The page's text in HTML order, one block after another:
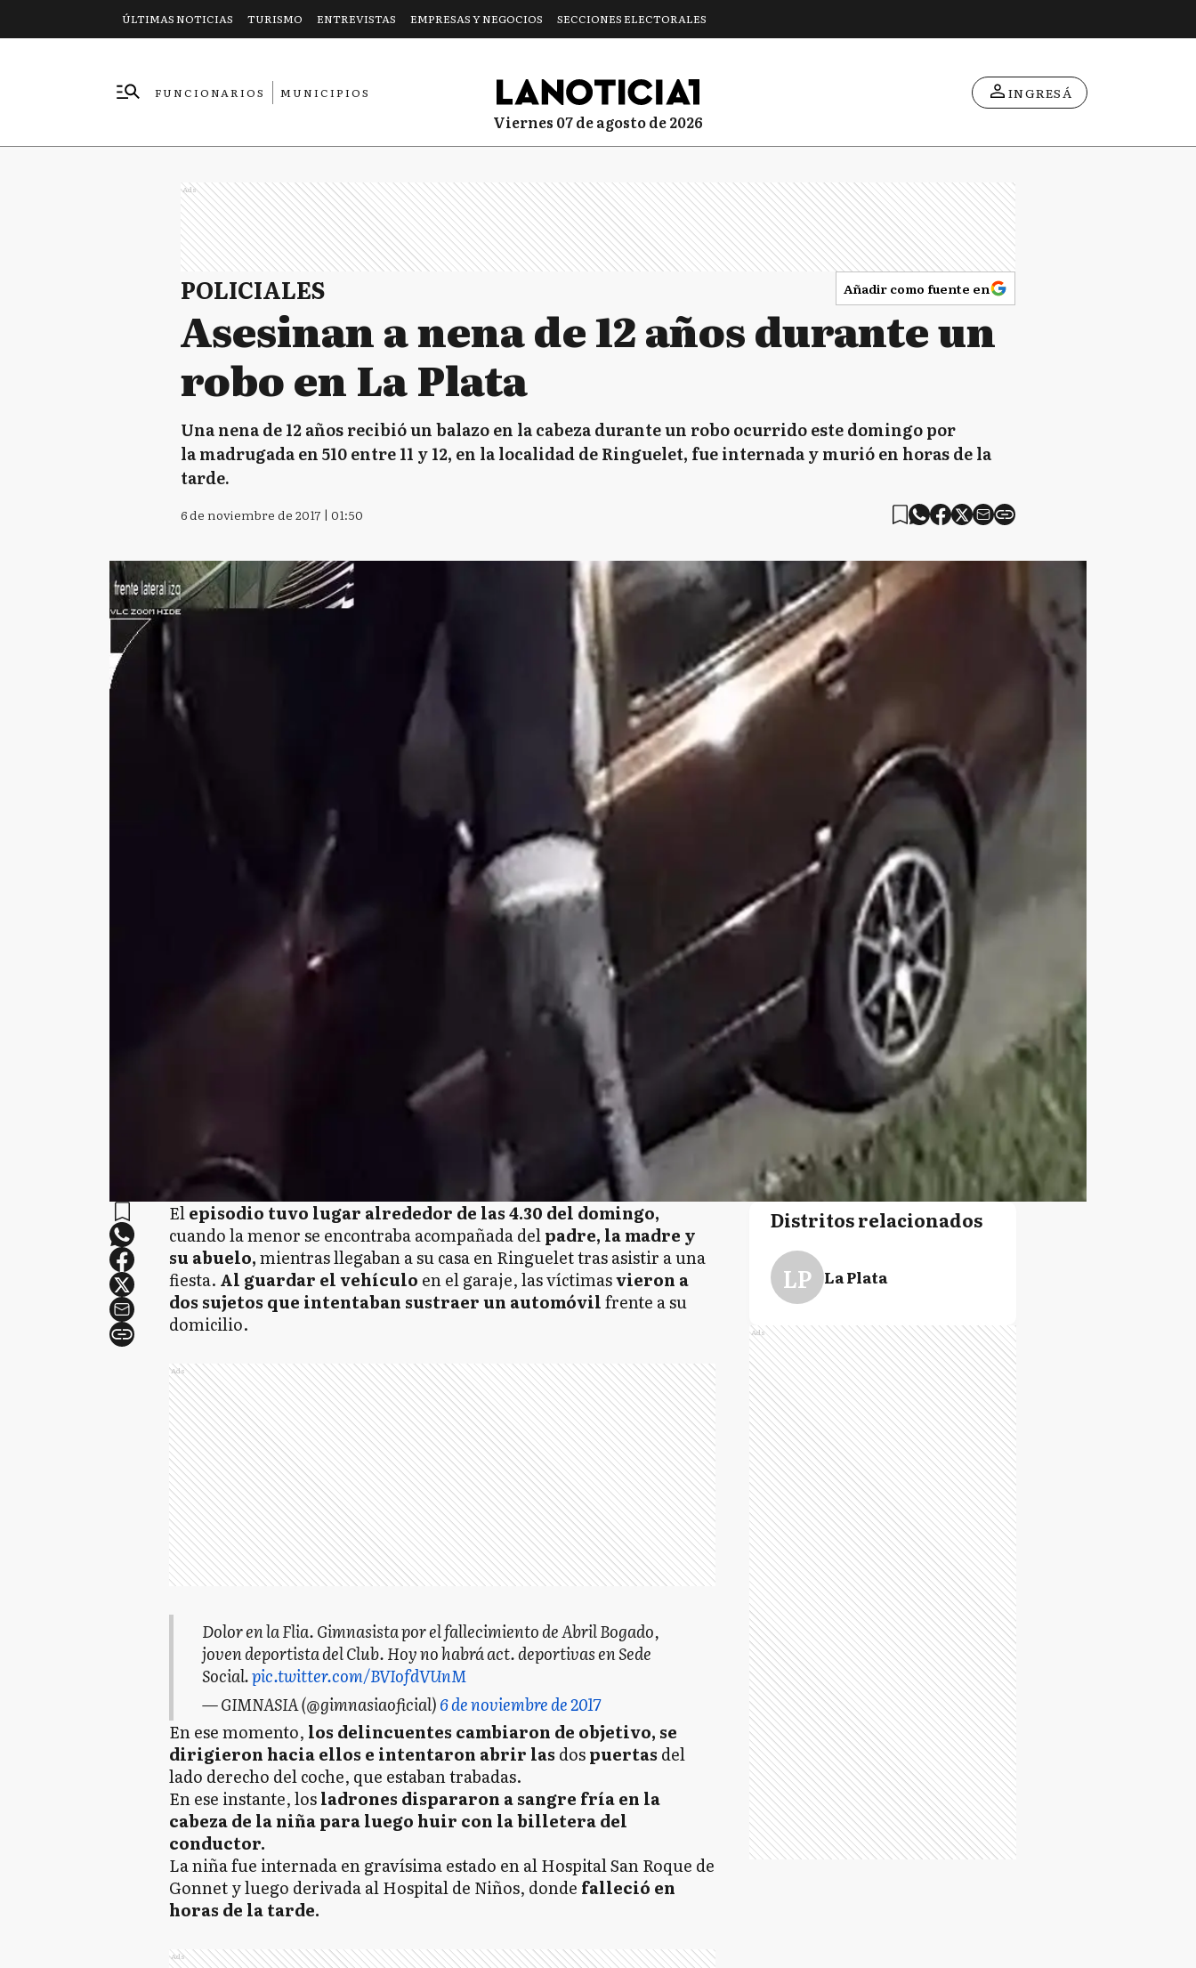
ÚLTIMAS NOTICIAS TURISMO ENTREVISTAS EMPRESAS Y NEGOCIOS SECCIONES ELECTORALES
FUNCIONARIOS
MUNICIPIOS
viernes 07 de agosto de 2026
INGRESÁ
Ads
POLICIALES Añadir como fuente en
Asesinan a nena de 12 años durante un
robo en La Plata
Una nena de 12 años recibió un balazo en la cabeza durante un robo ocurrido este domingo por
la madrugada en 510 entre 11 y 12, en la localidad de Ringuelet, fue internada y murió en horas de la
tarde.
6 de noviembre de 2017 | 01:50
Elepisodio tuvo lugar alrededor de las 4.30 del domingo,
cuando la menor se encontraba acompañada delpadre, la madre y
su abuelo,mientras llegaban a su casa en Ringuelet tras asistir a una
fiesta. Al guardar el vehículo en el garaje, las víctimasvieron a
dos sujetos que intentaban sustraer un automóvilfrente a su
domicilio.
Ads
Dolor en la Flia. Gimnasista por el fallecimiento de Abril Bogado,
joven deportista del Club. Hoy no habrá act. deportivas en Sede
Social.pic.twitter.com/BVIofdVUnM
— GIMNASIA (@gimnasiaoficial)6 de noviembre de 2017
En ese momento, los delincuentes cambiaron de objetivo, se
dirigieron hacia ellos e intentaron abrir las dospuertas del
lado derecho del coche, que estaban trabadas.
En ese instante, losladrones dispararon a sangre fría en la
cabeza de la niña para luego huir con la billetera del
conductor.
La niña fue internada en gravísima estado en al Hospital San Roque de
Gonnet y luego derivada al Hospital de Niños, donde falleció en
horas de la tarde.
Ads
Distritos relacionados
LP La Plata
Ads